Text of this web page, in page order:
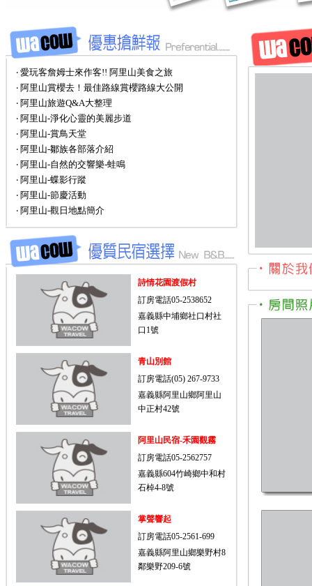
‧ 愛玩客詹姆士來作客!! 阿里山美食之旅
‧ 阿里山賞櫻去！最佳路線賞櫻路線大公開
‧ 阿里山旅遊Q&A大整理
‧ 阿里山-淨化心靈的美麗步道
‧ 阿里山-賞鳥天堂
‧ 阿里山-鄒族各部落介紹
‧ 阿里山-自然的交響樂-蛙鳴
‧ 阿里山-蝶影行蹤
‧ 阿里山-節慶活動
‧ 阿里山-觀日地點簡介
詩情花園渡假村
訂房電話05-2538652
嘉義縣中埔鄉社口村社
口1號
青山別館
訂房電話(05) 267-9733
嘉義縣阿里山鄉阿里山
中正村42號
阿里山民宿-禾園觀霧
訂房電話05-2562757
嘉義縣604竹崎鄉中和村
石棹4-8號
掌聲響起
訂房電話05-2561-699
嘉義縣阿里山鄉樂野村8
鄰樂野209-6號